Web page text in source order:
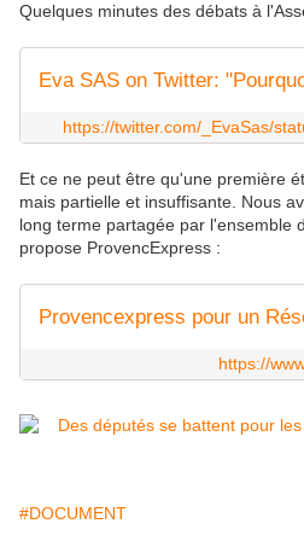
Quelques minutes des débats à
https://twitter.com/_EvaSas/
Et ce ne peut être qu'une première
mais partielle et insuffisante. Nous
long terme partagée par l'ensemble
propose ProvencExpress :
https://
#DOCUMENT